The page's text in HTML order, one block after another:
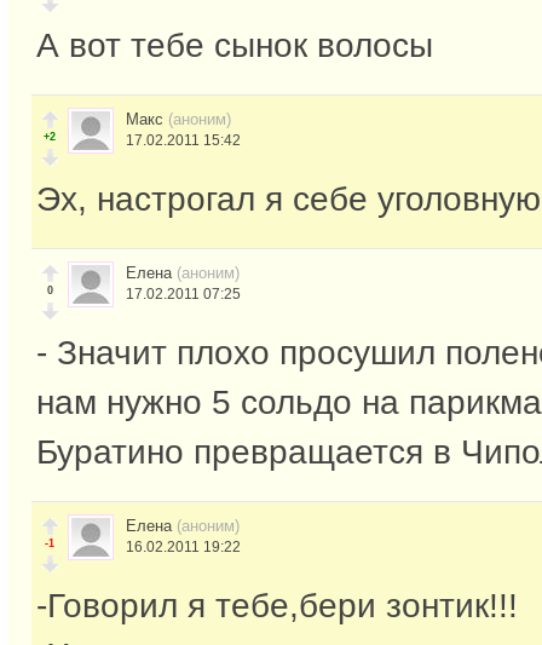
А вот тебе сынок волосы
+2
Макс (аноним)
17.02.2011 15:42
Эх, настрогал я себе
0
Елена (аноним)
17.02.2011 07:25
- Значит плохо просушил
нам нужно 5 сольдо на
Буратино превращается в
-1
Елена (аноним)
16.02.2011 19:22
-Говорил я тебе,бери зонтик!!!